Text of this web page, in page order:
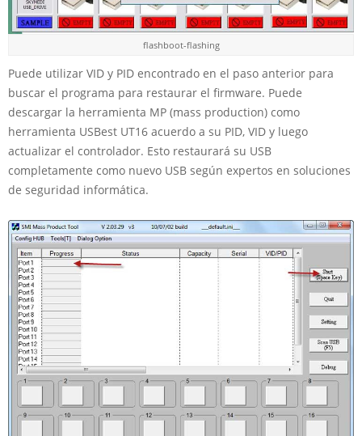
flashboot-flashing
Puede utilizar VID y PID encontrado en el paso anterior para
buscar el programa para restaurar el firmware. Puede
descargar la herramienta MP (mass production) como
herramienta USBest UT16 acuerdo a su PID, VID y luego
actualizar el controlador. Esto restaurará su USB
completamente como nuevo USB según expertos en soluciones
de seguridad informática.